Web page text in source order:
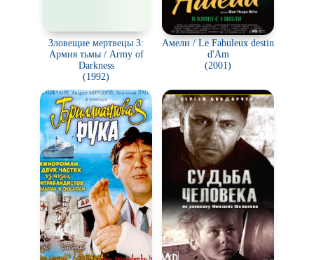
Зловещие мертвецы 3:
Армия тьмы / Army of
Darkness
(1992)
Амели / Le Fabuleux destin
d'Am
(2001)